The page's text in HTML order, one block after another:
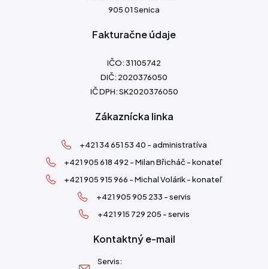
905 01 Senica
Fakturačne údaje
IČO: 31105742
DIČ: 2020376050
IČ DPH: SK2020376050
Zákaznícka linka
+421 34 651 53 40 - administratíva
+421 905 618 492 - Milan Břicháč - konateľ
+421 905 915 966 - Michal Volárik - konateľ
+421 905 905 233 - servis
+421 915 729 205 - servis
Kontaktný e-mail
Servis: